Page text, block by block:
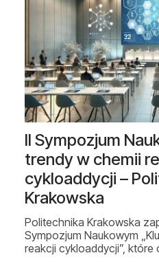
II Sympozjum
trendy w chemii
cykloaddycji –
Krakowska
Politechnika Krakowska
Sympozjum Naukowym
reakcji cykloaddycji”,